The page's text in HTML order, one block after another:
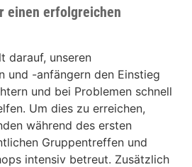
einen erfolgreichen
darauf, unseren
und -anfängern den Einstieg
und bei Problemen schnell
Um dies zu erreichen,
während des ersten
Gruppentreffen und
intensiv betreut. Zusätzlich